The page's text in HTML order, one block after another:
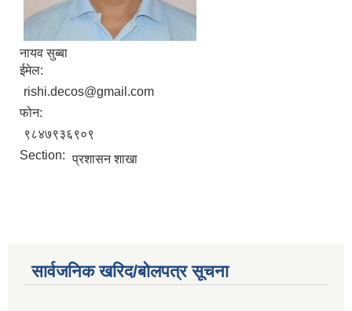
नायव सुब्बा
ईमेल:
rishi.decos@gmail.com
फोन:
९८४७९३६९०९
Section: प्रशासन शाखा
सार्वजनिक खरिद/बोलपत्र सूचना